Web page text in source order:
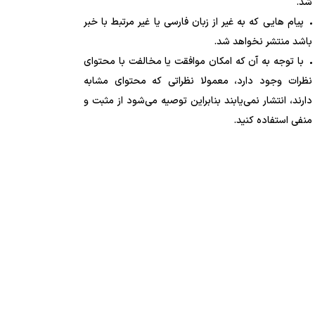
پیام هایی که به غیر از زبان فارسی یا غیر مرتبط با خبر
باشد منتشر نخواهد شد.
با توجه به آن که امکان موافقت یا مخالفت با محتوای
نظرات وجود دارد، معمولا نظراتی که محتوای مشابه
دارند، انتشار نمی‌یابند بنابراین توصیه می‌شود از مثبت و
منفی استفاده کنید.